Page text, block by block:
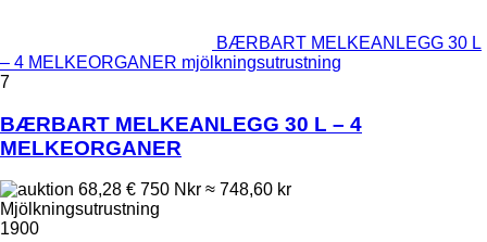
BÆRBART MELKEANLEGG 30 L
– 4 MELKEORGANER mjölkningsutrustning
7
BÆRBART MELKEANLEGG 30 L – 4
MELKEORGANER
68,28 € 750 Nkr ≈ 748,60 kr
Mjölkningsutrustning
1900